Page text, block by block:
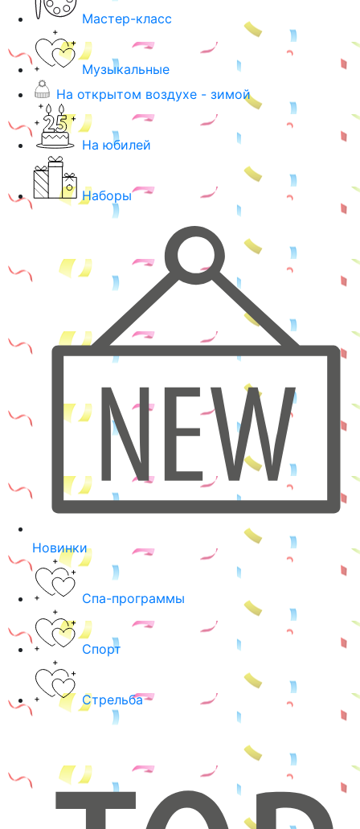
Мастер-класс
Музыкальные
На открытом воздухе - зимой
На юбилей
Наборы
Новинки
Спа-программы
Спорт
Стрельба